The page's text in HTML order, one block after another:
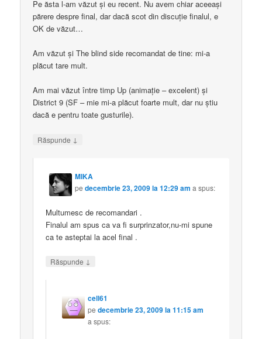
Pe ăsta l-am văzut și eu recent. Nu avem chiar aceeași
părere despre final, dar dacă scot din discuție finalul, e
OK de văzut…
Am văzut și The blind side recomandat de tine: mi-a
plăcut tare mult.
Am mai văzut între timp Up (animație – excelent) și
District 9 (SF – mie mi-a plăcut foarte mult, dar nu știu
dacă e pentru toate gusturile).
Răspunde ↓
MIKA
pedecembrie 23, 2009 la 12:29 am a spus:
Multumesc de recomandari .
Finalul am spus ca va fi surprinzator,nu-mi spune
ca te asteptai la acel final .
Răspunde ↓
cell61
pedecembrie 23, 2009 la 11:15 am
a spus: